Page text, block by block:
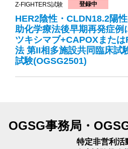
Z-FIGHTERS試験 登録中
HER2陰性・CLDN18.2陽
助化学療法後早期再発症例
ツキシマブ+CAPOXまた
法 第II相多施設共同臨床試
試験(OGSG2501)
OGSG事務局・
特定非営利活